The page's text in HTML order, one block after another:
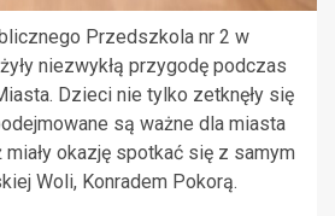
Przedszkola nr 2 w
niezwykłą przygodę podczas
Dzieci nie tylko zetknęły się
są ważne dla miasta
okazję spotkać się z samym
Woli, Konradem Pokorą.